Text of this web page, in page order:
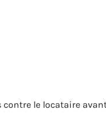
le locataire